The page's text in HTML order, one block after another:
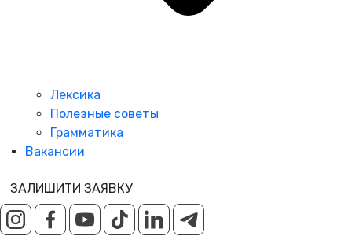
Лексика
Полезные советы
Грамматика
Вакансии
ЗАЛИШИТИ ЗАЯВКУ